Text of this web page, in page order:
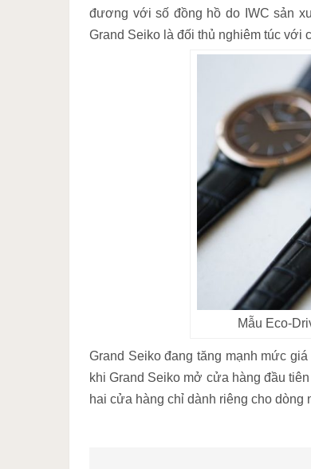
đương với số đồng hồ do IWC sản
Grand Seiko là đối thủ nghiêm túc với
Mẫu Eco-
Grand Seiko đang tăng mạnh mức
khi Grand Seiko mở cửa hàng đầu
hai cửa hàng chỉ dành riêng cho dòng